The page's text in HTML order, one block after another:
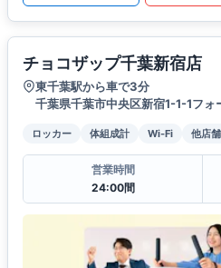
チョコザップ千葉新宿店
東千葉駅から車で3分
千葉県千葉市中央区新宿1-1-1フォ
ロッカー 体組成計 Wi-Fi 他店
営業時間
24:00間